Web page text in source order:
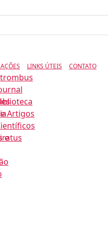
e
Artigos
LINKS ÚTEIS CONTATO